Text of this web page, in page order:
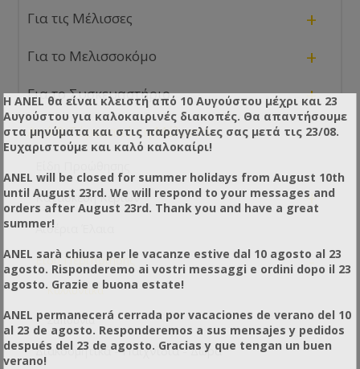
Για τις Μέλισσες +
Για το Μελισσοκόμο +
Για το Συσκευαστήριο +
Από & Γύρω από τη Μέλισσα -
Κατασκευή Κεριών
+
Αιθέρια Έλαια
Είδη Περιποίησης
-
Καλλυντικά
Σαπούνια
Διακοσμητικά - Παιχνίδια - Δώρα
Η ANEL θα είναι κλειστή από 10 Αυγούστου μέχρι και 23
Αυγούστου για καλοκαιρινές διακοπές. Θα απαντήσουμε
στα μηνύματα και στις παραγγελίες σας μετά τις 23/08.
Ευχαριστούμε και καλό καλοκαίρι!
ANEL will be closed for summer holidays from August 10th
until August 23rd. We will respond to your messages and
orders after August 23rd. Thank you and have a great
summer!
ANEL sarà chiusa per le vacanze estive dal 10 agosto al 23
agosto. Risponderemo ai vostri messaggi e ordini dopo il 23
agosto. Grazie e buona estate!
ANEL permanecerá cerrada por vacaciones de verano del 10
al 23 de agosto. Responderemos a sus mensajes y pedidos
después del 23 de agosto. Gracias y que tengan un buen
verano!